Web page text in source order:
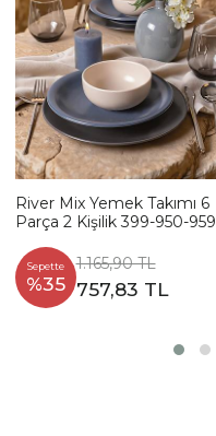
River Mix Yemek Takımı 6
Parça 2 Kişilik 399-950-959
Sepette
%35
1.165,90 TL
757,83 TL